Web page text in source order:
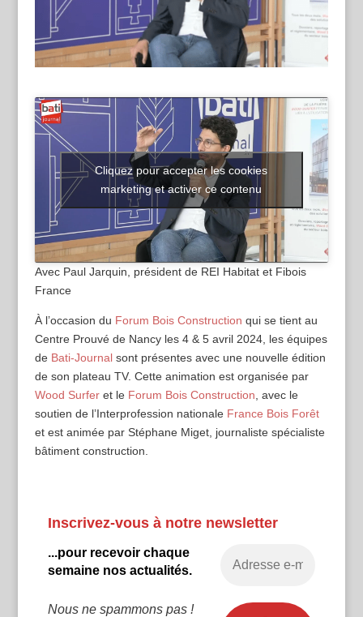
Cliquez pour accepter les cookies
marketing et activer ce contenu
Avec Paul Jarquin, président de REI Habitat et Fibois
France
À l’occasion du Forum Bois Construction qui se tient au
Centre Prouvé de Nancy les 4 & 5 avril 2024, les équipes
de Bati-Journal sont présentes avec une nouvelle édition
de son plateau TV. Cette animation est organisée par
Wood Surferet le Forum Bois Construction , avec le
soutien de l’Interprofession nationale France Bois Forêt
et est animée par Stéphane Miget, journaliste spécialiste
bâtiment construction.
Inscrivez-vous à notre newsletter
...pour recevoir chaque
semaine nos actualités.
Nous ne spammons pas !